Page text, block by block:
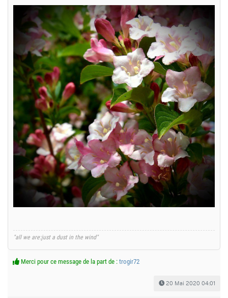
"all we are:just a dust in the wind"
Merci pour ce message de la part de : trogir72
20 Mai 2020 04:01